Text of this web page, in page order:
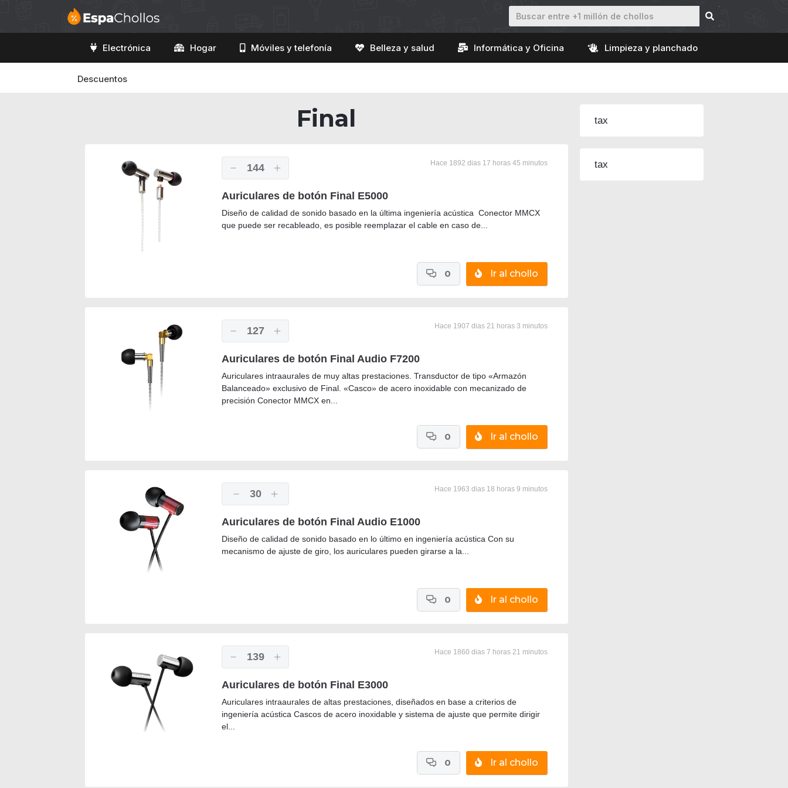
Electrónica Hogar Móviles y telefonía Belleza y salud Informática y Oficina Limpieza y planchado
Descuentos
Final
144 Hace 1892 dias 17 horas 45 minutos
Auriculares de botón Final E5000
Diseño de calidad de sonido basado en la última ingeniería acústica Conector MMCX
que puede ser recableado, es posible reemplazar el cable en caso de...
Ir al chollo
0
127 Hace 1907 dias 21 horas 3 minutos
Auriculares de botón Final Audio F7200
Auriculares intraaurales de muy altas prestaciones. Transductor de tipo «Armazón
Balanceado» exclusivo de Final. «Casco» de acero inoxidable con mecanizado de
precisión Conector MMCX en...
Ir al chollo
0
30 Hace 1963 dias 18 horas 9 minutos
Auriculares de botón Final Audio E1000
Diseño de calidad de sonido basado en lo último en ingeniería acústica Con su
mecanismo de ajuste de giro, los auriculares pueden girarse a la...
Ir al chollo
0
139 Hace 1860 dias 7 horas 21 minutos
Auriculares de botón Final E3000
Auriculares intraaurales de altas prestaciones, diseñados en base a criterios de
ingeniería acústica Cascos de acero inoxidable y sistema de ajuste que permite dirigir
el...
Ir al chollo
0
tax
tax